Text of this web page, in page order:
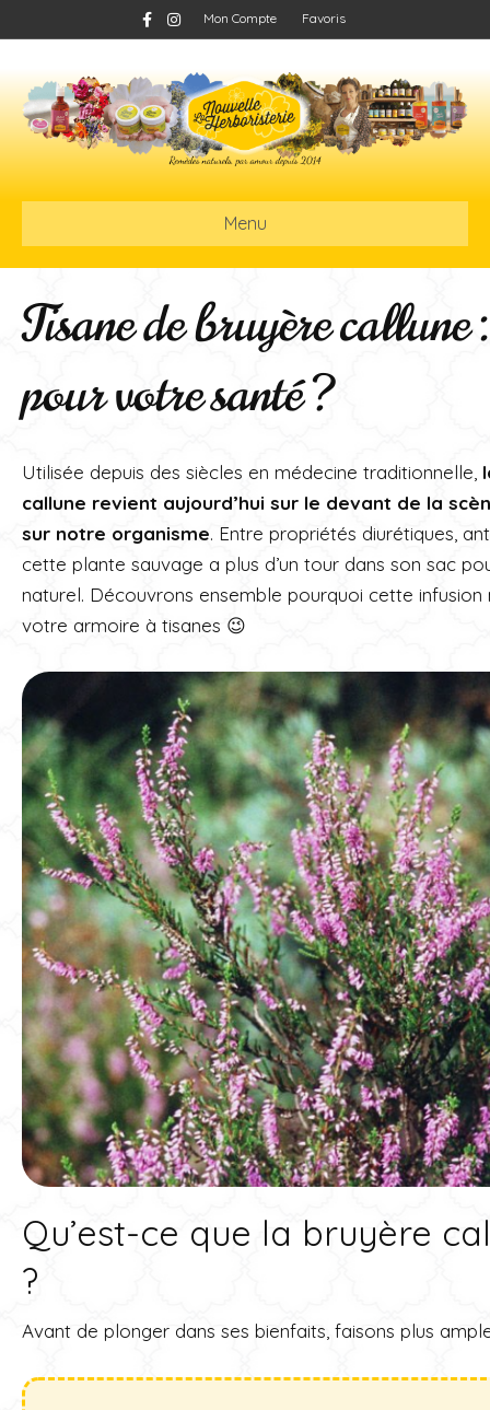
c
b
o
k
s
g
r
a
m
Mon Compte Favoris
Menu
Tisane de bruyère callune
pour votre santé ?
Utilisée depuis des siècles en médecine traditionnelle,
callune revient aujourd’hui sur le devant de la
sur notre organisme. Entre propriétés diurétiques,
cette plante sauvage a plus d’un tour dans son sac
naturel. Découvrons ensemble pourquoi cette
votre armoire à tisanes 😉
Qu’est-ce que la bruyère
?
Avant de plonger dans ses bienfaits, faisons plus